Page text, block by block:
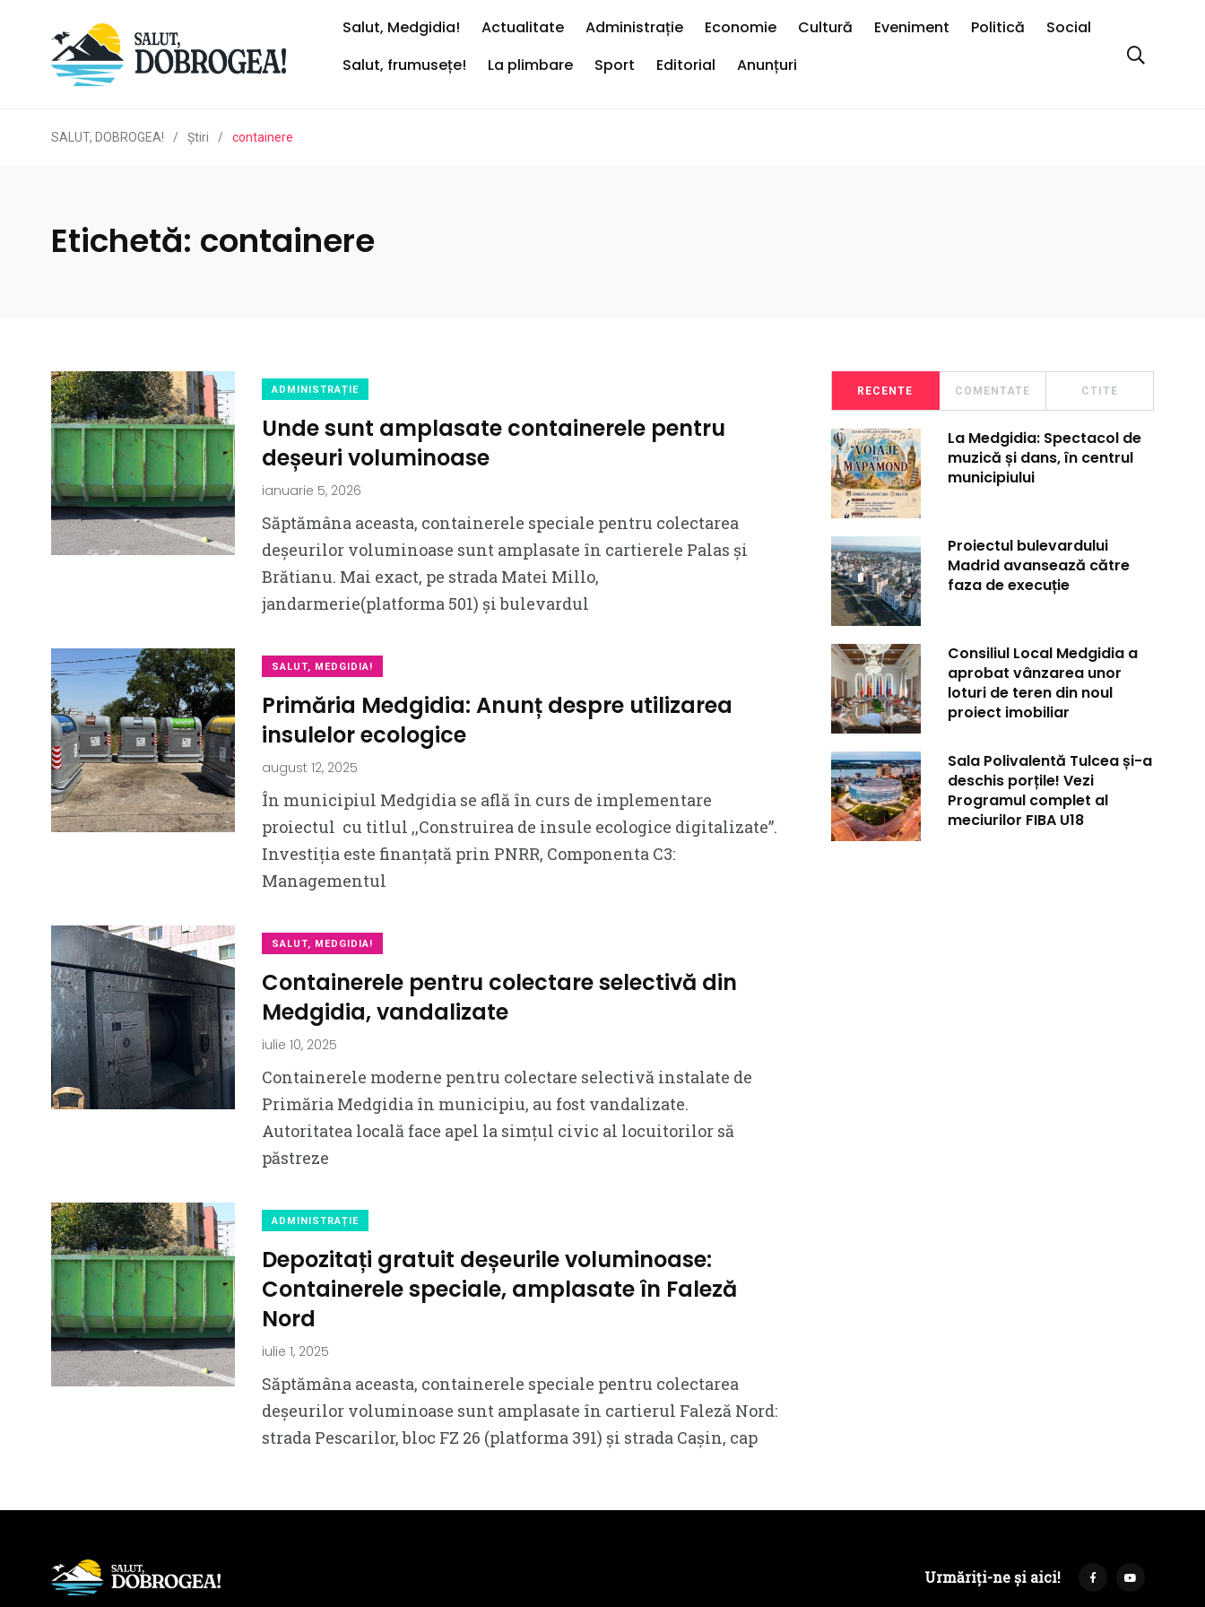
Salut, Medgidia! Actualitate Administrație Economie Cultură Eveniment Politică
Social
Salut, frumusețe!
La plimbare Sport Editorial Anunțuri
SALUT, DOBROGEA! / Ştiri / containere
Etichetă: containere
ADMINISTRAȚIE
Unde sunt amplasate containerele pentru
deșeuri voluminoase
ianuarie 5, 2026
Săptămâna aceasta, containerele speciale pentru colectarea
deșeurilor voluminoase sunt amplasate în cartierele Palas și
Brătianu. Mai exact, pe strada Matei Millo,
jandarmerie(platforma 501) și bulevardul
SALUT, MEDGIDIA!
Primăria Medgidia: Anunț despre utilizarea
insulelor ecologice
august 12, 2025
În municipiul Medgidia se află în curs de implementare
proiectul cu titlul ,,Construirea de insule ecologice digitalizate”.
Investiția este finanțată prin PNRR, Componenta C3:
Managementul
SALUT, MEDGIDIA!
Containerele pentru colectare selectivă din
Medgidia, vandalizate
iulie 10, 2025
Containerele moderne pentru colectare selectivă instalate de
Primăria Medgidia în municipiu, au fost vandalizate.
Autoritatea locală face apel la simțul civic al locuitorilor să
păstreze
ADMINISTRAȚIE
Depozitați gratuit deșeurile voluminoase:
Containerele speciale, amplasate în Faleză
Nord
iulie 1, 2025
Săptămâna aceasta, containerele speciale pentru colectarea
deșeurilor voluminoase sunt amplasate în cartierul Faleză Nord:
strada Pescarilor, bloc FZ 26 (platforma 391) și strada Cașin, cap
RECENTE COMENTATE CTITE
La Medgidia: Spectacol de
muzică și dans, în centrul
municipiului
Proiectul bulevardului
Madrid avansează către
faza de execuție
Consiliul Local Medgidia a
aprobat vânzarea unor
loturi de teren din noul
proiect imobiliar
Sala Polivalentă Tulcea și-a
deschis porțile! Vezi
Programul complet al
meciurilor FIBA U18
Urmăriți-ne și aici!